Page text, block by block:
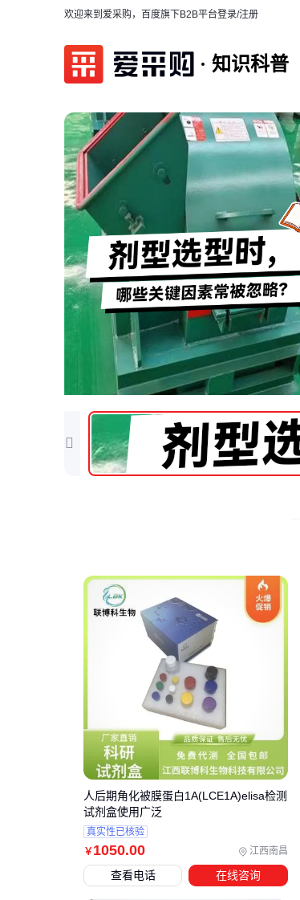
欢迎来到爱采购，百度旗下B2B平台登录/注册
知识科普
￥ 1050.00 江西南昌
人后期角化被膜蛋白1A(LCE1A)elisa检测
试剂盒使用广泛
真实性已核验
查看电话 在线咨询